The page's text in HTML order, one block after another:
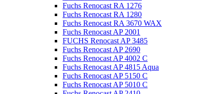
Fuchs Renocast RA 1276
Fuchs Renocast RA 1280
Fuchs Renocast RA 3670 WAX
Fuchs Renocast AP 2001
FUCHS Renocast AP 3485
Fuchs Renocast AP 2690
Fuchs Renocast AP 4002 C
Fuchs Renocast AP 4815 Aqua
Fuchs Renocast AP 5150 C
Fuchs Renocast AP 5010 C